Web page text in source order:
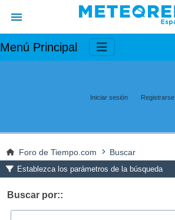
Menú Principal
Iniciar sesión Registrarse
Foro de Tiempo.com Buscar
Establezca los parámetros de la búsqueda
Buscar por::